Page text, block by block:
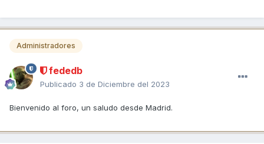
Administradores
fededb
Publicado 3 de Diciembre del 2023
Bienvenido al foro, un saludo desde Madrid.